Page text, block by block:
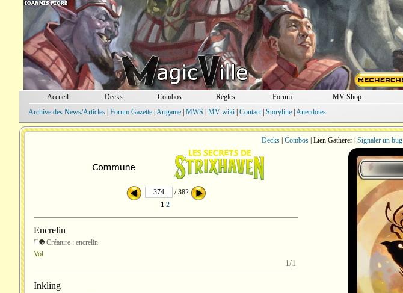
Accueil Decks Combos Règles Forum MV Shop
Archive des News/Articles| Forum Gazette| Artgame| MWS MV wiki| Contact| Storyline| Anecdotes
Decks| Combos| Lien Gatherer | Signaler un bug|
/ 382
1 2
Encrelin
Créature : encrelin
Vol
1/1
Inkling